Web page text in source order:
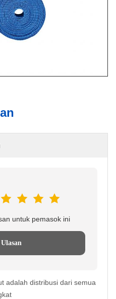
untuk pemasok ini
adalah distribusi dari semua